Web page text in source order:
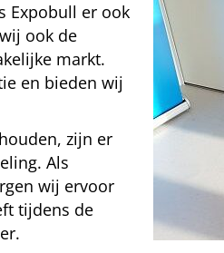
Expobull er ook
ook de
markt.
en bieden wij
zijn er
Als
wij ervoor
tijdens de